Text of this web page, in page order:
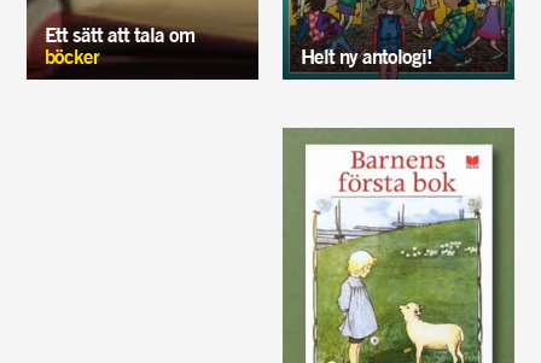
Ett sätt att tala om
böcker
Helt ny antologi!